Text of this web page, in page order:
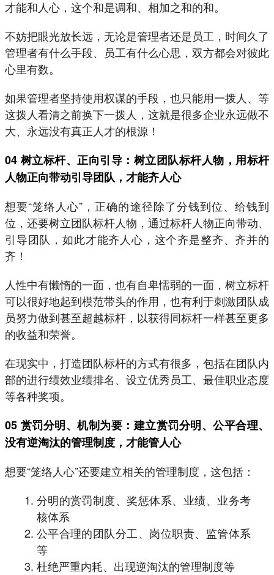
才能和人心，这个和是调和、相加之和的和。
不妨把眼光放长远，无论是管理者还是员工，时间久了
管理者有什么手段、员工有什么心思，双方都会对彼此
心里有数。
如果管理者坚持使用权谋的手段，也只能用一拨人、等
这拨人看清之前换下一拨人，这就是很多企业永远做不
大、永远没有真正人才的根源！
04 树立标杆、正向引导：树立团队标杆人物，用标杆
人物正向带动引导团队，才能齐人心
想要“笼络人心”，正确的途径除了分钱到位、给钱到
位，还要树立团队标杆人物，通过标杆人物正向带动、
引导团队，如此才能齐人心，这个齐是整齐、齐并的
齐！
人性中有懒惰的一面，也有自卑懦弱的一面，树立标杆
可以很好地起到模范带头的作用，也有利于刺激团队成
员努力做到甚至超越标杆，以获得同标杆一样甚至更多
的收益和荣誉。
在现实中，打造团队标杆的方式有很多，包括在团队内
部的进行绩效业绩排名、设立优秀员工、最佳职业态度
等各种奖项。
05 赏罚分明、机制为要：建立赏罚分明、公平合理、
没有逆淘汰的管理制度，才能管人心
想要“笼络人心”还要建立相关的管理制度，这包括：
分明的赏罚制度、奖惩体系、业绩、业务考
核体系
公平合理的团队分工、岗位职责、监管体系
等
杜绝严重内耗、出现逆淘汰的管理制度等